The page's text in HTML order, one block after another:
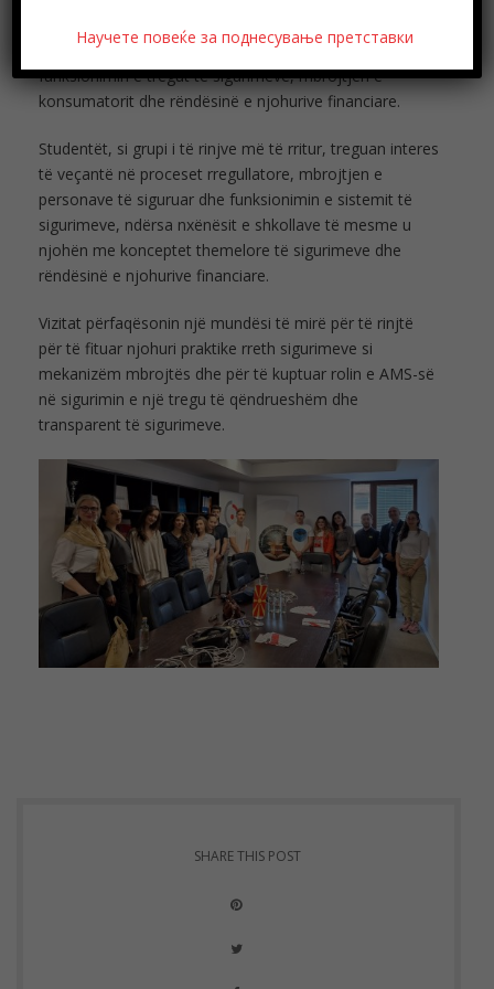
interaktiv dhe shkëmbimit të mendimeve, të rinjtë patën
mundësinë të merrnin informacion në lidhje me
funksionimin e tregut të sigurimeve, mbrojtjen e
konsumatorit dhe rëndësinë e njohurive financiare.
Studentët, si grupi i të rinjve më të rritur, treguan interes
të veçantë në proceset rregullatore, mbrojtjen e
personave të siguruar dhe funksionimin e sistemit të
sigurimeve, ndërsa nxënësit e shkollave të mesme u
njohën me konceptet themelore të sigurimeve dhe
rëndësinë e njohurive financiare.
Vizitat përfaqësonin një mundësi të mirë për të rinjtë
për të fituar njohuri praktike rreth sigurimeve si
mekanizëm mbrojtës dhe për të kuptuar rolin e AMS-së
në sigurimin e një tregu të qëndrueshëm dhe
transparent të sigurimeve.
SHARE THIS POST
Научете повеќе за поднесување претставки